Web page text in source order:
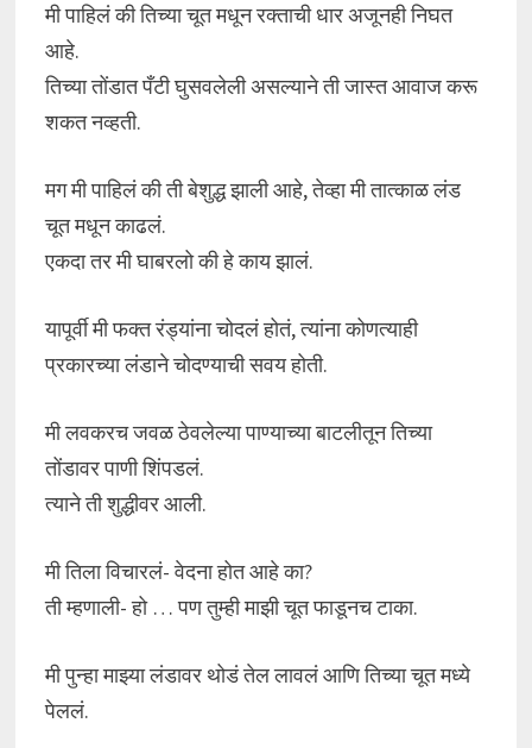
मी पाहिलं की तिच्या चूत मधून रक्ताची धार अजूनही निघत
आहे.
तिच्या तोंडात पँटी घुसवलेली असल्याने ती जास्त आवाज करू
शकत नव्हती.
मग मी पाहिलं की ती बेशुद्ध झाली आहे, तेव्हा मी तात्काळ लंड
चूत मधून काढलं.
एकदा तर मी घाबरलो की हे काय झालं.
यापूर्वी मी फक्त रंड्यांना चोदलं होतं, त्यांना कोणत्याही
प्रकारच्या लंडाने चोदण्याची सवय होती.
मी लवकरच जवळ ठेवलेल्या पाण्याच्या बाटलीतून तिच्या
तोंडावर पाणी शिंपडलं.
त्याने ती शुद्धीवर आली.
मी तिला विचारलं- वेदना होत आहे का?
ती म्हणाली- हो … पण तुम्ही माझी चूत फाडूनच टाका.
मी पुन्हा माझ्या लंडावर थोडं तेल लावलं आणि तिच्या चूत मध्ये
पेललं.